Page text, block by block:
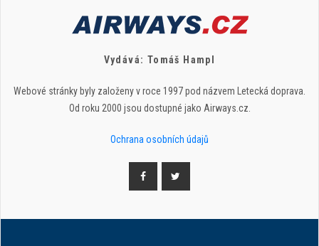
Vydává: Tomáš Hampl
Webové stránky byly založeny v roce 1997 pod názvem Letecká doprava.
Od roku 2000 jsou dostupné jako Airways.cz.
Ochrana osobních údajů